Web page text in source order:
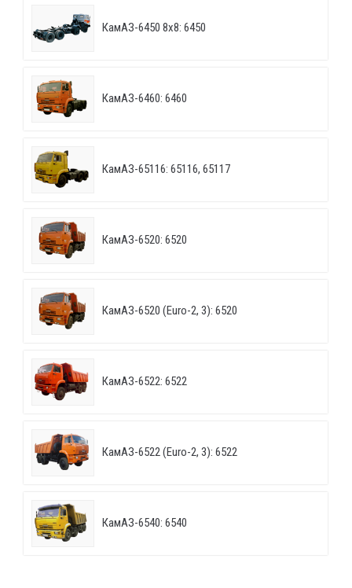
КамАЗ-6450 8х8: 6450
КамАЗ-6460: 6460
КамАЗ-65116: 65116, 65117
КамАЗ-6520: 6520
КамАЗ-6520 (Euro-2, 3): 6520
КамАЗ-6522: 6522
КамАЗ-6522 (Euro-2, 3): 6522
КамАЗ-6540: 6540